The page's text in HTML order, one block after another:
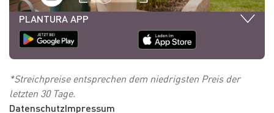
PLANTURA APP
*Streichpreise entsprechen dem niedrigsten Preis der
letzten 30 Tage.
DatenschutzImpressum